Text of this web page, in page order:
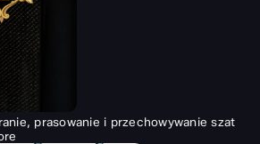
prasowanie i przechowywanie szat